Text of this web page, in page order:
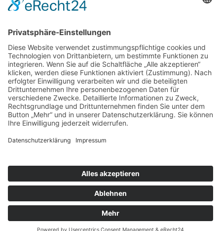
Hansestadt Lübeck
LITERATUR
Hugo Rahtgens, Friedrich Bruns, Die Bau- und
Kunstdenkmäler der Hansestadt Lübeck. Bd. 1, Teil 1:
Stadtpläne- und Ansichten, Stadtbefestigung, Wasserkünste
und Mühlen, Lübeck 1939.
Klaus Bernhard, Plastik in Lübeck. Dokumentation der Kunst im
öffentlichen Raum (1436-1985) (Veröffentlichungen des
Gerd Kästner, Reihe B, Heft 8), Lübeck 1986.